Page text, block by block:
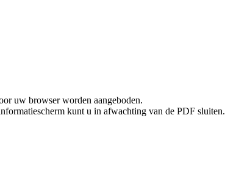
uw browser worden aangeboden.
kunt u in afwachting van de PDF sluiten.